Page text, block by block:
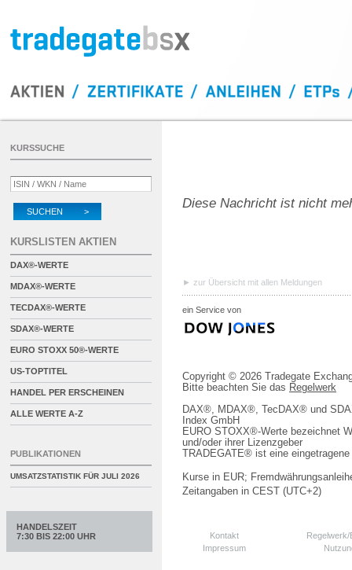
Diese Nachricht ist nicht
zur Übersicht mit allen Meldungen
ein Service von
Copyright © 2026 Tradegate
Bitte beachten Sie das Regelwerk
DAX®, MDAX®, TecDAX® und
Index GmbH
EURO STOXX®-Werte bezeichnet
und/oder ihrer Lizenzgeber
TRADEGATE® ist eine
Kurse in EUR;
Zeitangaben in CEST (UTC+2)
Kontakt
Impressum
KURSSUCHE
SUCHEN >
KURSLISTEN AKTIEN
DAX®-WERTE
MDAX®-WERTE
TECDAX®-WERTE
SDAX®-WERTE
EURO STOXX 50®-WERTE
US-TOPTITEL
HANDEL PER ERSCHEINEN
ALLE WERTE A-Z
PUBLIKATIONEN
UMSATZSTATISTIK FÜR JULI 2026
HANDELSZEIT
7:30 BIS 22:00 UHR